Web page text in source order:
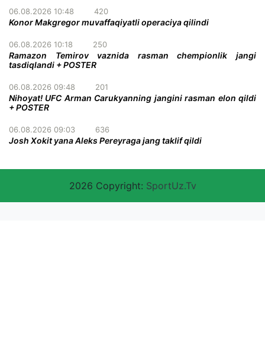
06.08.2026 10:48 420
Konor Makgregor muvaffaqiyatli operaciya qilindi
06.08.2026 10:18 250
Ramazon Temirov vaznida rasman chempionlik jangi
tasdiqlandi + POSTER
06.08.2026 09:48 201
Nihoyat! UFC Arman Carukyanning jangini rasman elon qildi
+ POSTER
06.08.2026 09:03 636
Josh Xokit yana Aleks Pereyraga jang taklif qildi
2026 Copyright: SportUz.Tv